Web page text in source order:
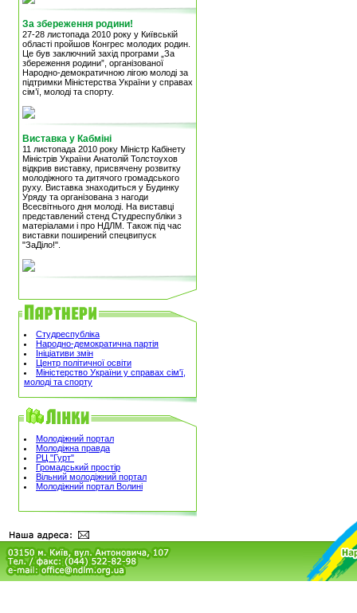
За збереження родини!
27-28 листопада 2010 року у Київській
області пройшов Конгрес молодих родин.
Це був заключний захід програми „За
збереження родини”, організованої
Народно-демократичною лігою молоді за
підтримки Міністерства України у справах
сім’ї, молоді та спорту.
Виставка у Кабміні
11 листопада 2010 року Міністр Кабінету
Міністрів України Анатолій Толстоухов
відкрив виставку, присвячену розвитку
молодіжного та дитячого громадського
руху. Виставка знаходиться у Будинку
Уряду та організована з нагоди
Всесвітнього дня молоді. На виставці
представлений стенд Студреспубліки з
матеріалами і про НДЛМ. Також під час
виставки поширений спецвипуск
"ЗаДіло!".
Студреспубліка
Народно-демократична партія
Ініціативи змін
Центр політичної освіти
Міністерство України у справах сім'ї,
молоді та спорту
Молодіжний портал
Молодіжна правда
РЦ "Гурт"
Громадський простір
Вільний молодіжний портал
Молодіжний портал Волині